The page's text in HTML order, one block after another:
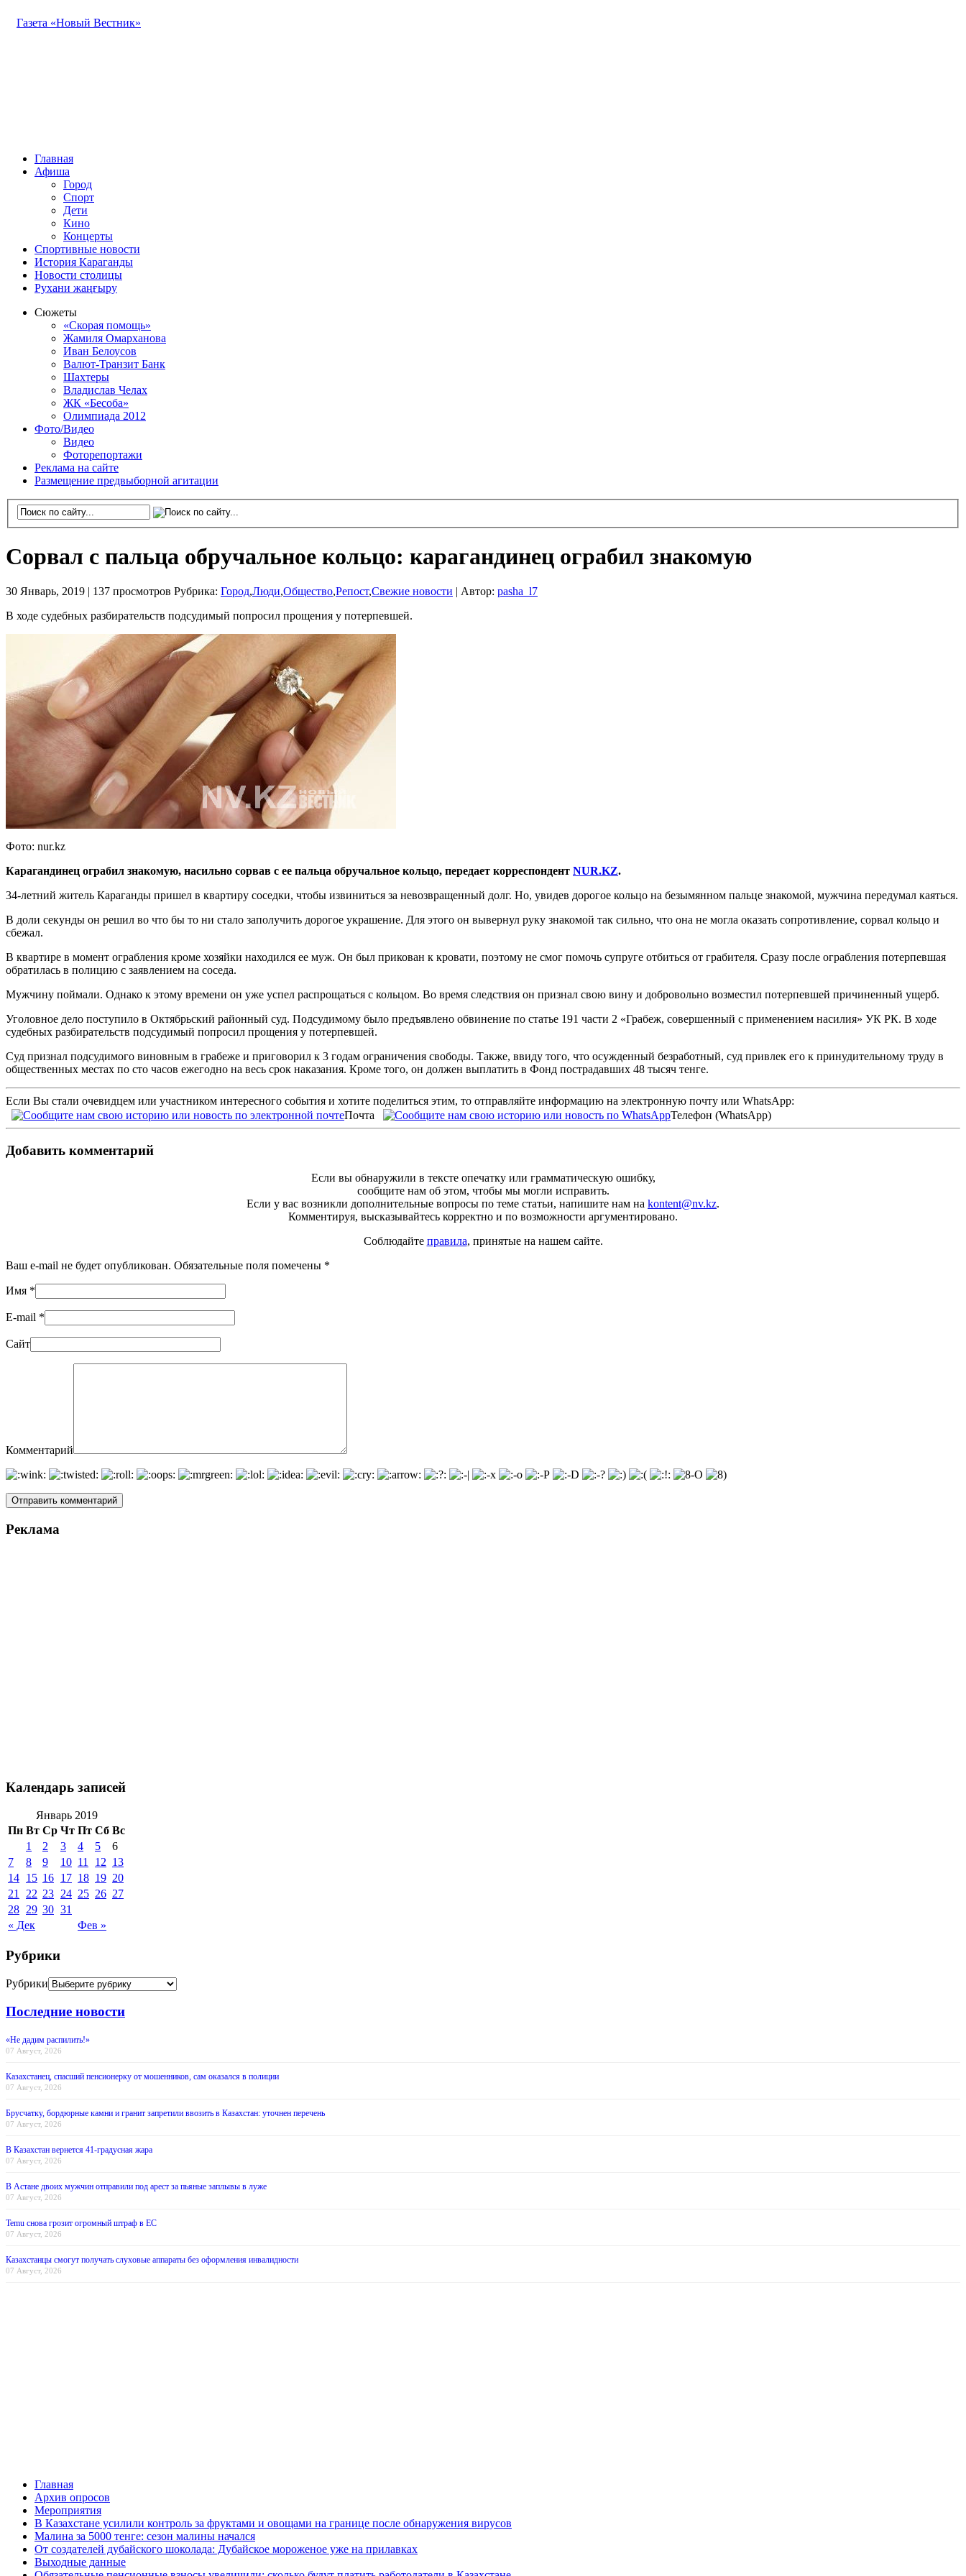
Газета «Новый Вестник»
Главная
Афиша
Город
Спорт
Дети
Кино
Концерты
Спортивные новости
История Караганды
Новости столицы
Рухани жаңғыру
Сюжеты
«Скорая помощь»
Жамиля Омарханова
Иван Белоусов
Валют-Транзит Банк
Шахтеры
Владислав Челах
ЖК «Бесоба»
Олимпиада 2012
Фото/Видео
Видео
Фоторепортажи
Реклама на сайте
Размещение предвыборной агитации
Сорвал с пальца обручальное кольцо: карагандинец ограбил знакомую
30 Январь, 2019 | 137 просмотров Рубрика: Город,Люди,Общество,Репост,Свежие новости Автор: pasha_l7
В ходе судебных разбирательств подсудимый попросил прощения у потерпевшей.
Фото: nur.kz
Карагандинец ограбил знакомую, насильно сорвав с ее пальца обручальное кольцо, передает корреспондент NUR.KZ.
34-летний житель Караганды пришел в квартиру соседки, чтобы извиниться за невозвращенный долг. Но, увидев дорогое кольцо на безымянном пальце знакомой, мужчина передумал каяться.
В доли секунды он решил во что бы то ни стало заполучить дорогое украшение. Для этого он вывернул руку знакомой так сильно, что она не могла оказать сопротивление, сорвал кольцо и
сбежал.
В квартире в момент ограбления кроме хозяйки находился ее муж. Он был прикован к кровати, поэтому не смог помочь супруге отбиться от грабителя. Сразу после ограбления потерпевшая
обратилась в полицию с заявлением на соседа.
Мужчину поймали. Однако к этому времени он уже успел распрощаться с кольцом. Во время следствия он признал свою вину и добровольно возместил потерпевшей причиненный ущерб.
Уголовное дело поступило в Октябрьский районный суд. Подсудимому было предъявлено обвинение по статье 191 части 2 «Грабеж, совершенный с применением насилия» УК РК. В ходе
судебных разбирательств подсудимый попросил прощения у потерпевшей.
Суд признал подсудимого виновным в грабеже и приговорил к 3 годам ограничения свободы. Также, ввиду того, что осужденный безработный, суд привлек его к принудительному труду в
общественных местах по сто часов ежегодно на весь срок наказания. Кроме того, он должен выплатить в Фонд пострадавших 48 тысяч тенге.
Если Вы стали очевидцем или участником интересного события и хотите поделиться этим, то отправляйте информацию на электронную почту или WhatsApp:
Почта
Телефон (WhatsApp)
Добавить комментарий
Если вы обнаружили в тексте опечатку или грамматическую ошибку,
сообщите нам об этом, чтобы мы могли исправить.
Если у вас возникли дополнительные вопросы по теме статьи, напишите нам на kontent@nv.kz.
Комментируя, высказывайтесь корректно и по возможности аргументировано.
Соблюдайте правила, принятые на нашем сайте.
Ваш e-mail не будет опубликован. Обязательные поля помечены *
Имя *
E-mail *
Сайт
Комментарий
Реклама
Календарь записей
Январь 2019
Пн Вт Ср Чт Пт Сб Вс
« Дек Фев »
1 2 3 4 5
6
7
8 9 10 11 12 13
14 15 16 17 18 19 20
21
22 23 24 25 26 27
28 29 30 31
Рубрики
Рубрики
Последние новости
«Не дадим распилить!»
07 Август, 2026
Казахстанец, спасший пенсионерку от мошенников, сам оказался в полиции
07 Август, 2026
Брусчатку, бордюрные камни и гранит запретили ввозить в Казахстан: уточнен перечень
07 Август, 2026
В Казахстан вернется 41-градусная жара
07 Август, 2026
В Астане двоих мужчин отправили под арест за пьяные заплывы в луже
07 Август, 2026
Temu снова грозит огромный штраф в ЕС
07 Август, 2026
Казахстанцы смогут получать слуховые аппараты без оформления инвалидности
07 Август, 2026
Главная
Архив опросов
Мероприятия
В Казахстане усилили контроль за фруктами и овощами на границе после обнаружения вирусов
Малина за 5000 тенге: сезон малины начался
От создателей дубайского шоколада: Дубайское мороженое уже на прилавках
Выходные данные